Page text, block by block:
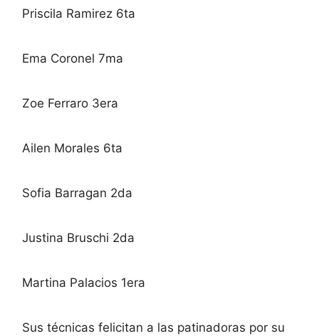
Priscila Ramirez 6ta
Ema Coronel 7ma
Zoe Ferraro 3era
Ailen Morales 6ta
Sofia Barragan 2da
Justina Bruschi 2da
Martina Palacios 1era
Sus técnicas felicitan a las patinadoras por su